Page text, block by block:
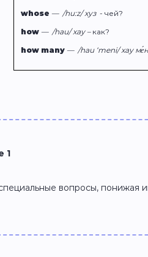
whose — /hu:z/ хуз - чей?
how — /hau/ хау – как?
how many — /hau ‘meni/ хау
1
вопросы, понижая